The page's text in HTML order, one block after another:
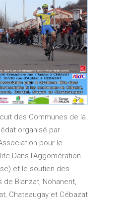
des Communes de la
organisé par
pour le
Dans l’Aggomération
et le soutien des
de Blanzat, Nohanent,
Chateaugay et Cébazat